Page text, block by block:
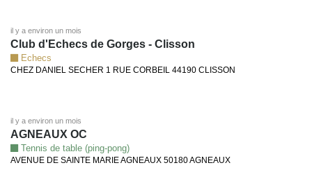
il y a environ un mois
Club d'Echecs de Gorges - Clisson
Echecs
CHEZ DANIEL SECHER 1 RUE CORBEIL 44190 CLISSON
il y a environ un mois
AGNEAUX OC
Tennis de table (ping-pong)
AVENUE DE SAINTE MARIE AGNEAUX 50180 AGNEAUX